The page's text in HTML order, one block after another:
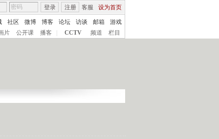
客服 设为首页
登录 注册
社区 微博 博客 论坛 访谈 邮箱
游戏
片
公开课 播客 CCTV 频道 栏目